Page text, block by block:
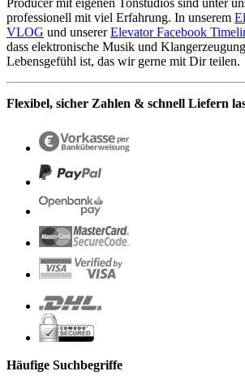
professionell mit viel Erfahrung. In unserem
VLOG und unsererElevator Facebook
dass elektronische Musik und
Lebensgefühl ist, das wir gerne mit Dir teilen.
Flexibel, sicher Zahlen & schnell Liefern
Häufige Suchbegriffe